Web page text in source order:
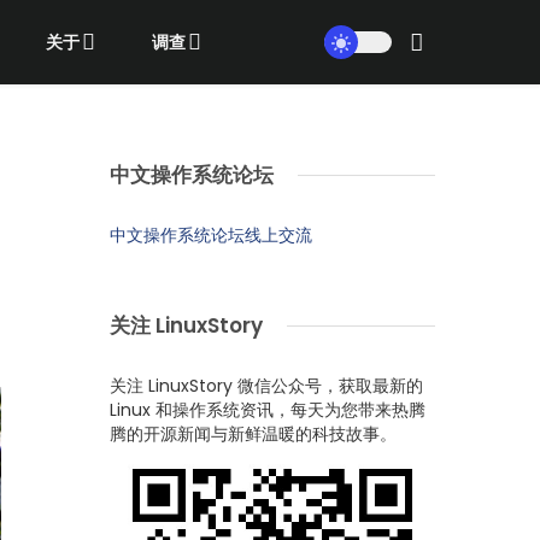
关于 调查
中文操作系统论坛
中文操作系统论坛线上交流
关注 LinuxStory
关注 LinuxStory 微信公众号，获取最新的
Linux 和操作系统资讯，每天为您带来热腾
腾的开源新闻与新鲜温暖的科技故事。